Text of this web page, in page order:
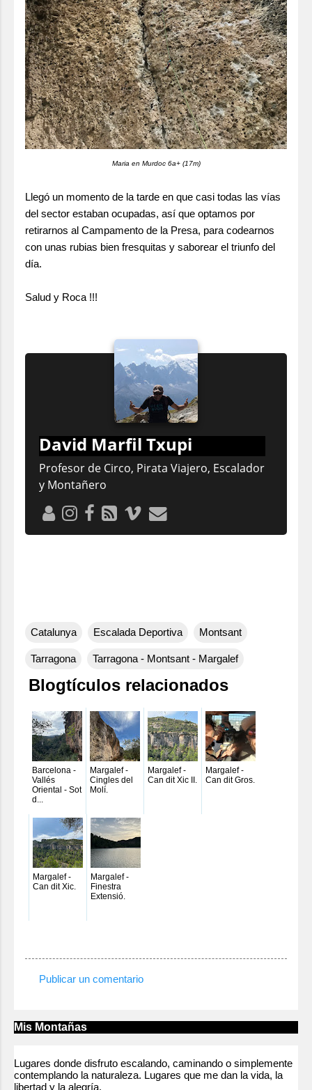
Maria en Murdoc 6a+ (17m)
Llegó un momento de la tarde en que casi todas las vías
del sector estaban ocupadas, así que optamos por
retirarnos al Campamento de la Presa, para codearnos
con unas rubias bien fresquitas y saborear el triunfo del
día.
Salud y Roca !!!
David Marfil Txupi
Profesor de Circo, Pirata Viajero, Escalador
y Montañero
Catalunya Escalada Deportiva Montsant
Tarragona Tarragona - Montsant - Margalef
Blogtículos relacionados
Barcelona -
Vallés
Oriental - Sot
d...
Margalef -
Cingles del
Molí.
Margalef -
Can dit Xic II.
Margalef -
Can dit Gros.
Margalef -
Can dit Xic.
Margalef -
Finestra
Extensió.
C
m
n
t
Publicar un comentario
Mis Montañas
Lugares donde disfruto escalando, caminando o simplemente
contemplando la naturaleza. Lugares que me dan la vida, la
libertad y la alegría.